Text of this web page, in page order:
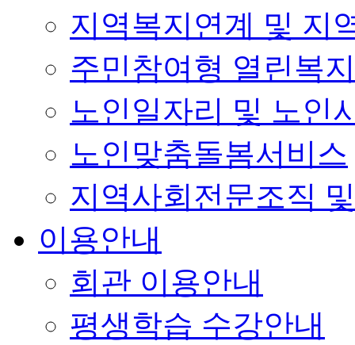
지역복지연계 및 지
주민참여형 열린복
노인일자리 및 노인
노인맞춤돌봄서비스
지역사회전문조직
이용안내
회관 이용안내
평생학습 수강안내